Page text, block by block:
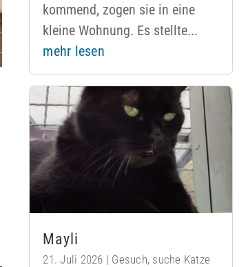
kommend, zogen sie in eine
kleine Wohnung. Es stellte...
mehr lesen
Mayli
21. Juli 2026 | Gesuch, suche Katze